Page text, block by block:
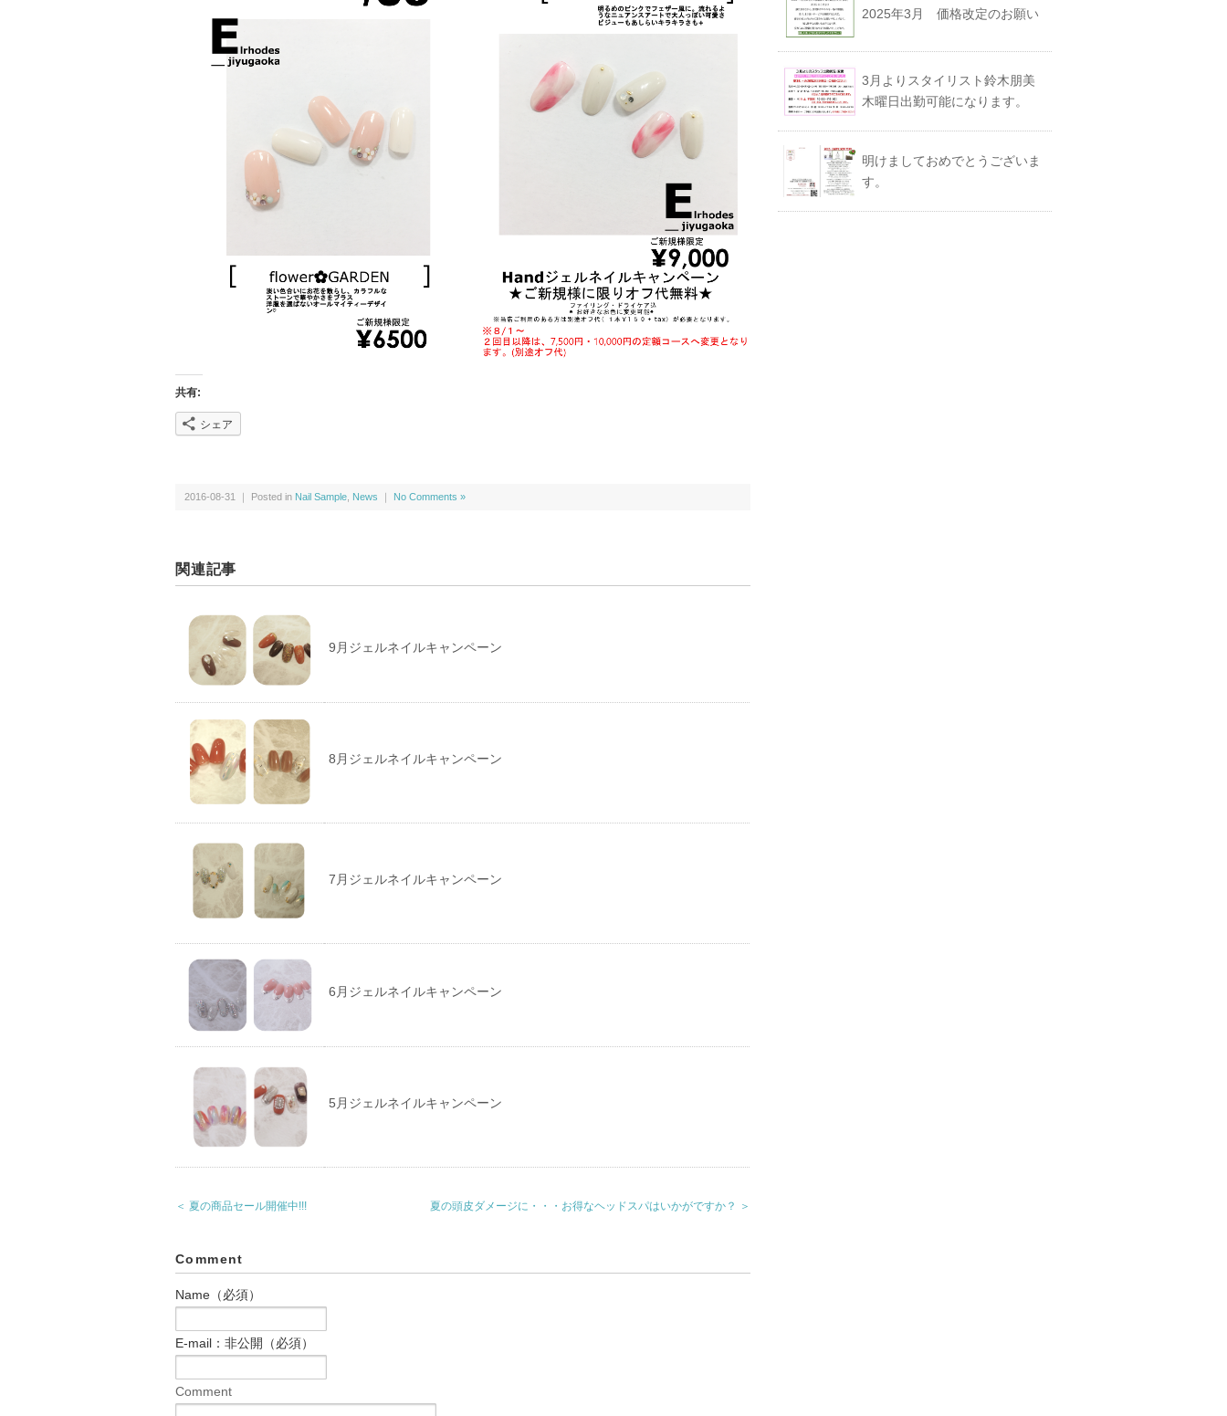
共有:
シェア
2016-08-31 ｜ Posted in Nail Sample News No Comments »
関連記事
9月ジェルネイルキャンペーン
8月ジェルネイルキャンペーン
7月ジェルネイルキャンペーン
6月ジェルネイルキャンペーン
5月ジェルネイルキャンペーン
＜ 夏の商品セール開催中!!! 夏の頭皮ダメージに・・・お得なヘッドスパはいかがですか？ ＞
Comment
Name（必須）
E-mail：非公開（必須）
Comment
2025年3月 価格改定のお願い
3月よりスタイリスト鈴木朋美
木曜日出勤可能になります。
明けましておめでとうございま
す。